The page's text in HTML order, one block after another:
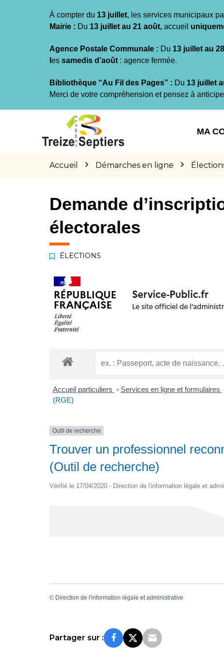
À compter du 13 juillet, les services municipaux
Mairie : Du 13 juillet au 21 août, accueil
Agence Postale Communale : Du 13 juillet au
es samedis d’août : agence fermée.
Bibliothèque “Au Fil des Pages” : Du 13 juillet
Merci de votre compréhension et pensez à
MA
Accueil Démarches en ligne
Demande
électorales
ÉLECTIONS
Accueil particuliers > Services en ligne et formulaires
(RGE)
Outil de recherche
Trouver un professionnel
(Outil de recherche)
Vérifié le 17/04/2020 - Direction de l'information légale et
© Direction de l'information légale et administrative
Partager sur :